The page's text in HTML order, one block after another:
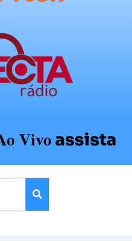
Vivoassista